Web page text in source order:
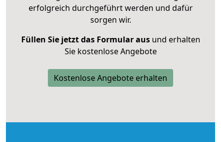
erfolgreich durchgeführt werden und dafür
sorgen wir.
Füllen Sie jetzt das Formular ausund erhalten
Sie kostenlose Angebote
Kostenlose Angebote erhalten